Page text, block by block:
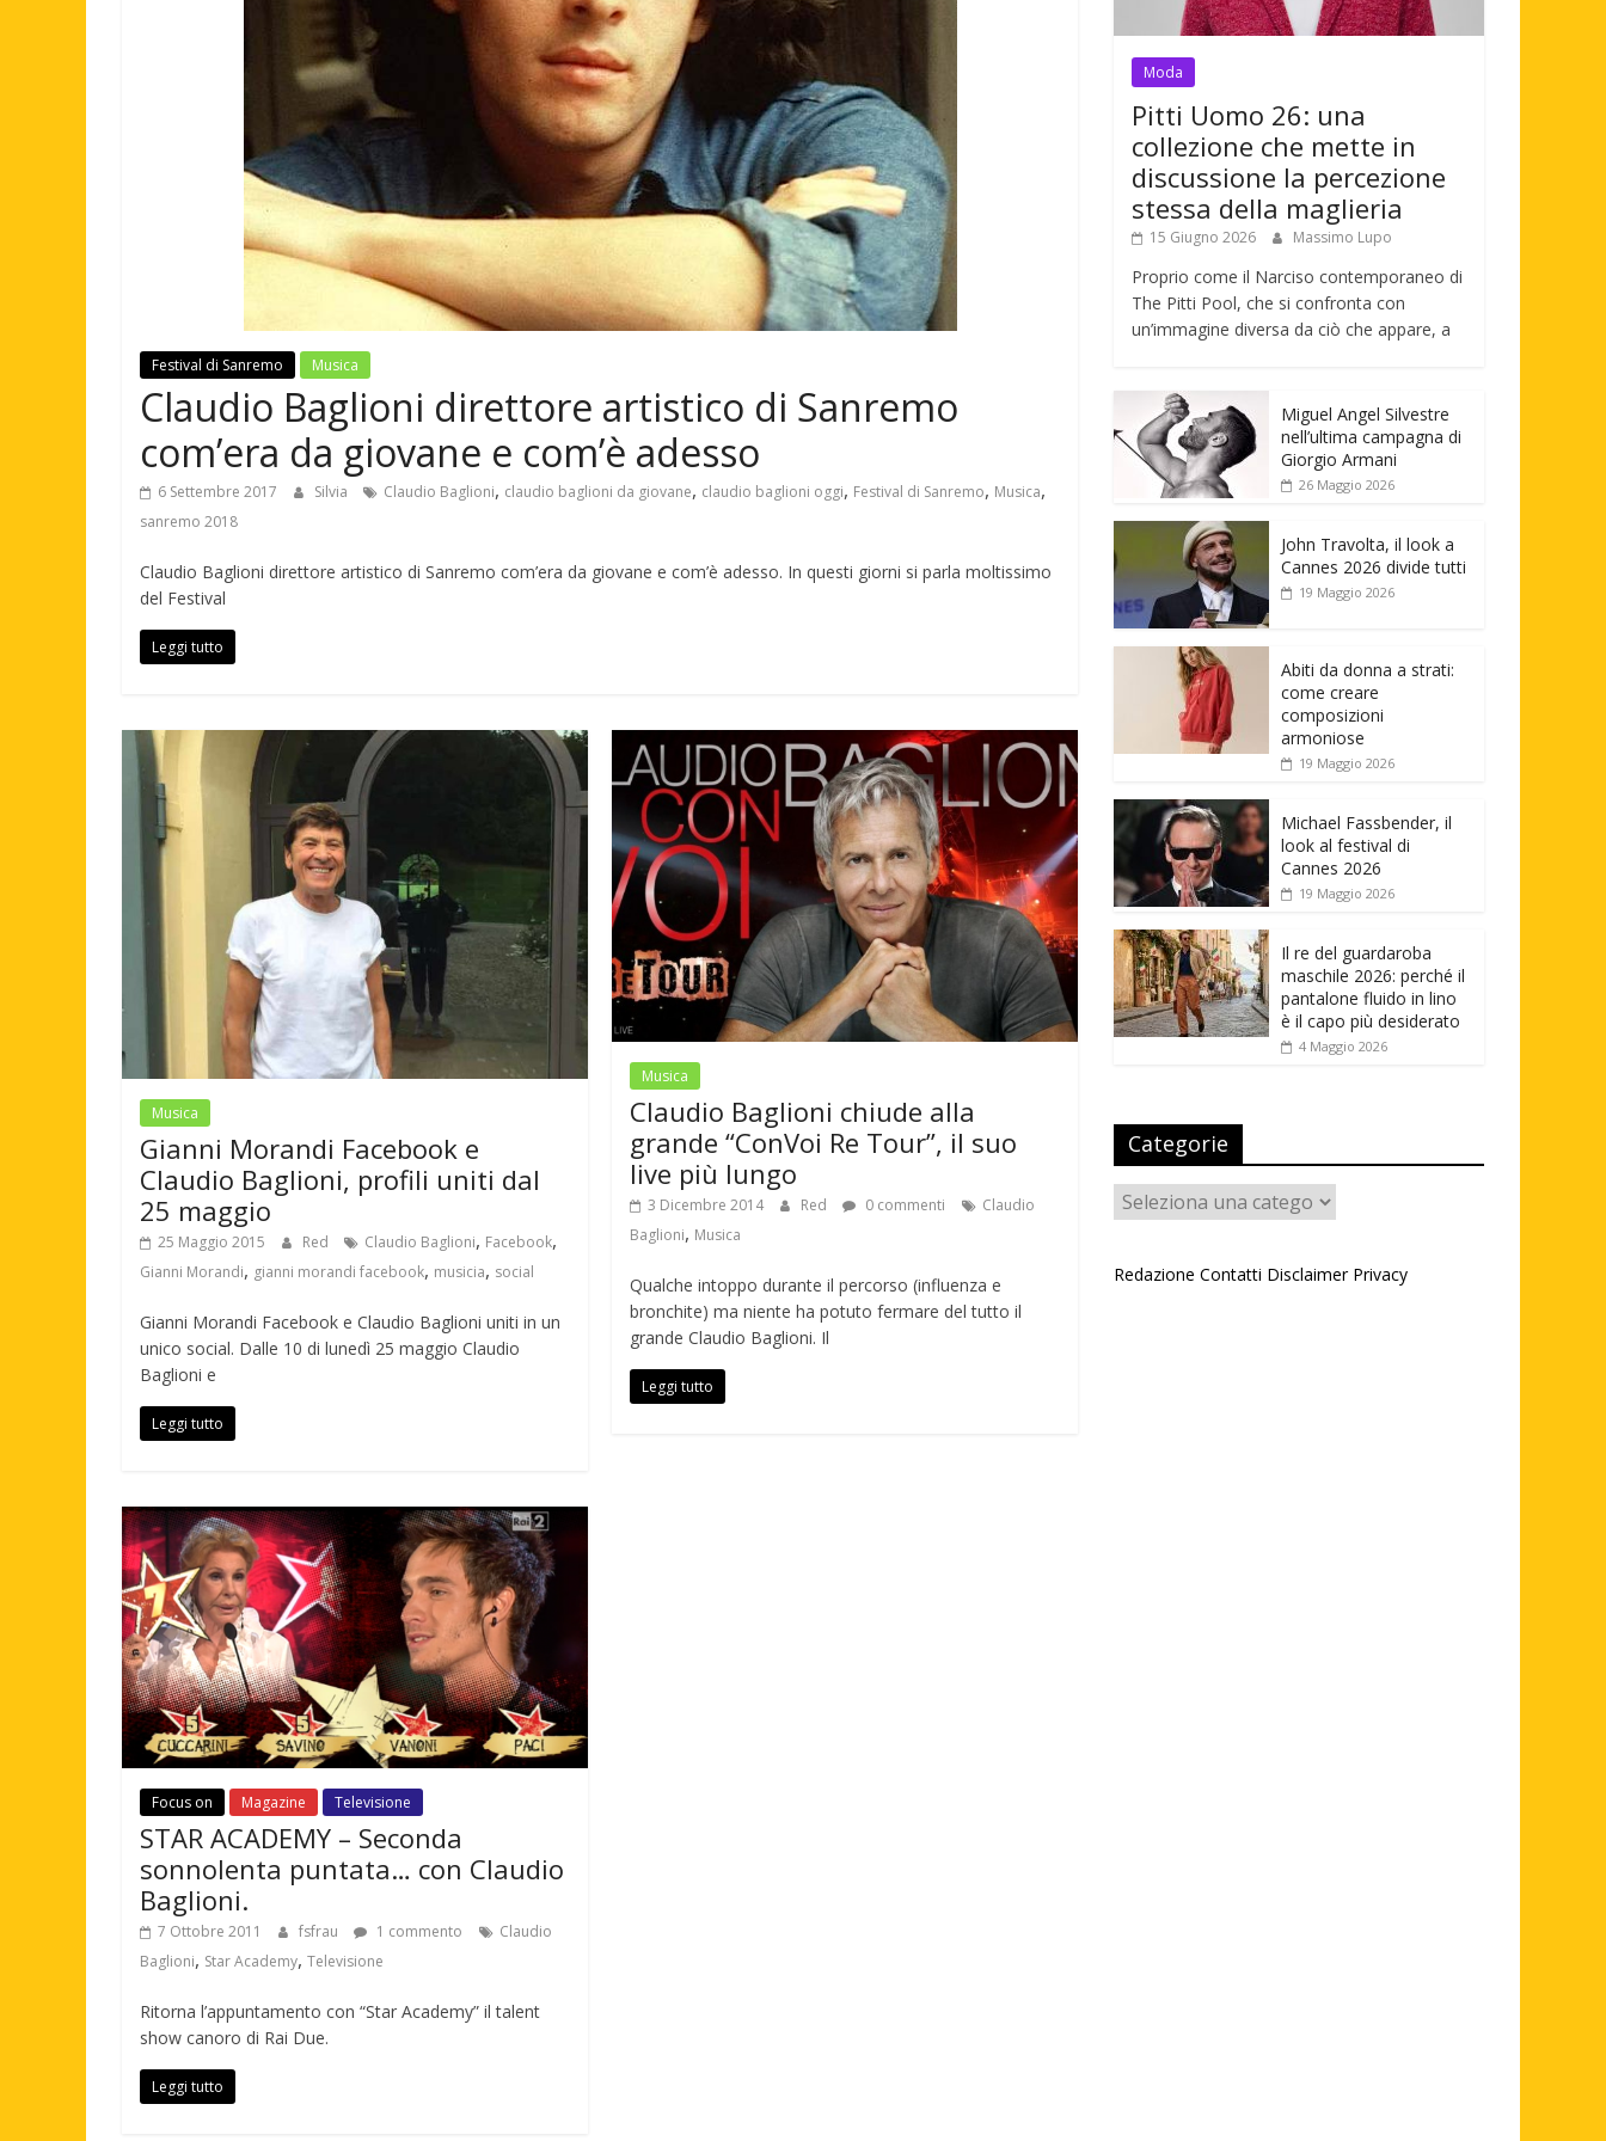
Festival di Sanremo Musica
Claudio Baglioni direttore artistico di Sanremo
com’era da giovane e com’è adesso
6 Settembre 2017 Silvia Claudio Baglioni, claudio baglioni da giovane, claudio baglioni oggi, Festival di Sanremo, Musica,
sanremo 2018
Claudio Baglioni direttore artistico di Sanremo com’era da giovane e com’è adesso. In questi giorni si parla moltissimo
del Festival
Leggi tutto
Musica
Gianni Morandi Facebook e
Claudio Baglioni, profili uniti dal
25 maggio
25 Maggio 2015 Red Claudio Baglioni, Facebook,
Gianni Morandi, gianni morandi facebook, musicia, social
Gianni Morandi Facebook e Claudio Baglioni uniti in un
unico social. Dalle 10 di lunedì 25 maggio Claudio
Baglioni e
Leggi tutto
Musica
Claudio Baglioni chiude alla
grande “ConVoi Re Tour”, il suo
live più lungo
3 Dicembre 2014 Red 0 commenti
Claudio
Baglioni, Musica
Qualche intoppo durante il percorso (influenza e
bronchite) ma niente ha potuto fermare del tutto il
grande Claudio Baglioni. Il
Leggi tutto
Focus on Magazine Televisione
STAR ACADEMY – Seconda
sonnolenta puntata… con Claudio
Baglioni.
7 Ottobre 2011 fsfrau 1 commento
Claudio
Baglioni, Star Academy, Televisione
Ritorna l’appuntamento con “Star Academy” il talent
show canoro di Rai Due.
Leggi tutto
Moda
Pitti Uomo 26: una
collezione che mette in
discussione la percezione
stessa della maglieria
15 Giugno 2026 Massimo Lupo
Proprio come il Narciso contemporaneo di
The Pitti Pool, che si confronta con
un’immagine diversa da ciò che appare, a
Miguel Angel Silvestre
nell’ultima campagna di
Giorgio Armani
26 Maggio 2026
John Travolta, il look a
Cannes 2026 divide tutti
19 Maggio 2026
Abiti da donna a strati:
come creare
composizioni
armoniose
19 Maggio 2026
Michael Fassbender, il
look al festival di
Cannes 2026
19 Maggio 2026
Il re del guardaroba
maschile 2026: perché il
pantalone fluido in lino
è il capo più desiderato
4 Maggio 2026
Categorie
Categorie
Redazione Contatti Disclaimer Privacy